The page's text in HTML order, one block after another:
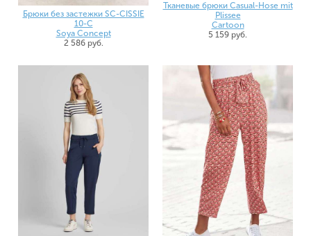
Брюки без застежки SC-CISSIE
10-C
Soya Concept
2 586 руб.
Тканевые брюки Casual-Hose mit
Plissee
Cartoon
5 159 руб.